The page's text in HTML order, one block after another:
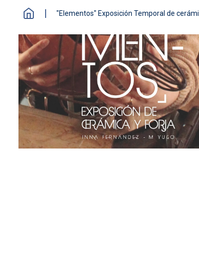
"Elementos" Exposición Temporal de